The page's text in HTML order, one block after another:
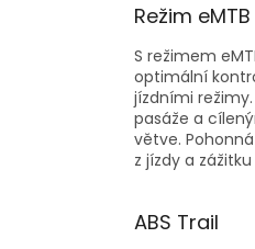
Režim
S režimem
optimální
jízdními
pasáže a
větve.
z jízdy a
ABS Trail